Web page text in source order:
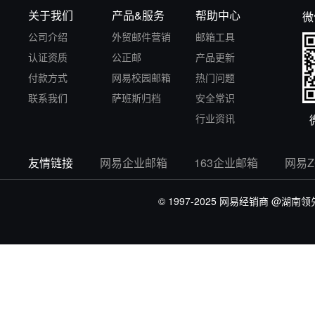
关于我们
公司介绍
认证资质
付款方式
联系我们
产品&服务
外贸邮件营销
公正邮
网易校园邮箱
萨班斯归档
帮助中心
邮箱工具
产品更新
热门问题
安全常识
行业资讯
友情链接 网易企业邮箱 163企业邮箱 网易
© 1997-2025 网易经销商 @湖南领